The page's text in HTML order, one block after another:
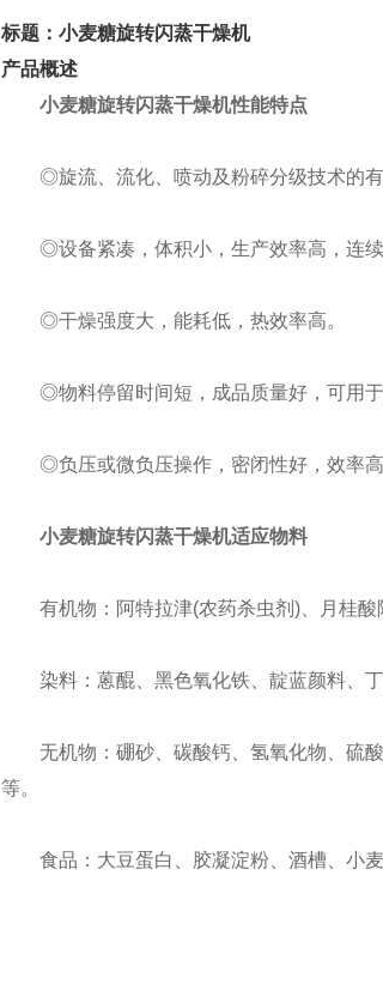
标题：小麦糖旋转闪蒸干燥机
产品概述
小麦糖旋转闪蒸干燥机性能特点
◎旋流、流化、喷动及粉碎分级技术的有
◎设备紧凑，体积小，生产效率高，连续
◎干燥强度大，能耗低，热效率高。
◎物料停留时间短，成品质量好，可用于
◎负压或微负压操作，密闭性好，效率高
小麦糖旋转闪蒸干燥机适应物料
有机物：阿特拉津(农药杀虫剂)、月桂酸
染料：蒽醌、黑色氧化铁、靛蓝颜料、丁
无机物：硼砂、碳酸钙、氢氧化物、硫酸
等。
食品：大豆蛋白、胶凝淀粉、酒槽、小麦